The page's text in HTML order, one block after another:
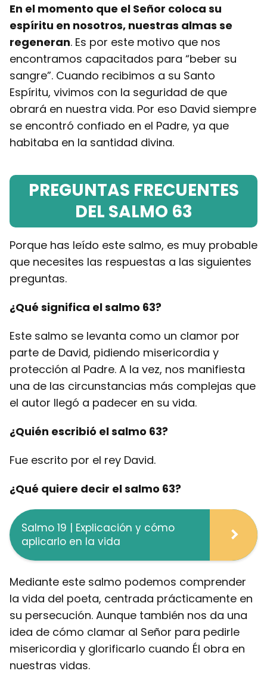
En el momento que el Señor coloca su
espíritu en nosotros, nuestras almas se
regeneran. Es por este motivo que nos
encontramos capacitados para “beber su
sangre”. Cuando recibimos a su Santo
Espíritu, vivimos con la seguridad de que
obrará en nuestra vida. Por eso David siempre
se encontró confiado en el Padre, ya que
habitaba en la santidad divina.
PREGUNTAS FRECUENTES
DEL SALMO 63
Porque has leído este salmo, es muy probable
que necesites las respuestas a las siguientes
preguntas.
¿Qué significa el salmo 63?
Este salmo se levanta como un clamor por
parte de David, pidiendo misericordia y
protección al Padre. A la vez, nos manifiesta
una de las circunstancias más complejas que
el autor llegó a padecer en su vida.
¿Quién escribió el salmo 63?
Fue escrito por el rey David.
¿Qué quiere decir el salmo 63?
Salmo 19 | Explicación y cómo
aplicarlo en la vida
Mediante este salmo podemos comprender
la vida del poeta, centrada prácticamente en
su persecución. Aunque también nos da una
idea de cómo clamar al Señor para pedirle
misericordia y glorificarlo cuando Él obra en
nuestras vidas.